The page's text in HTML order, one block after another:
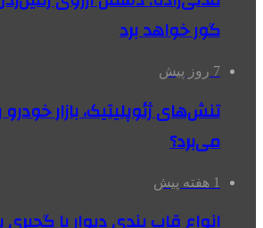
گور خواهد برد
7 روز پیش
تنش‌های ژئوپلیتیک، بازار
می‌برد؟
1 هفته پیش